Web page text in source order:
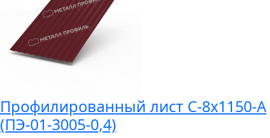
Профилированный лист С-8x1150-A
(ПЭ-01-3005-0,4)